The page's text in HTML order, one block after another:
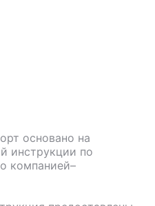
основано на
инструкции по
компанией–